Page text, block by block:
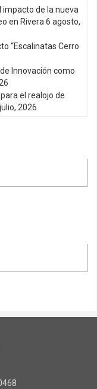
impacto de la nueva
en Rivera 6 agosto,
“Escalinatas Cerro
Innovación como
el realojo de
2026